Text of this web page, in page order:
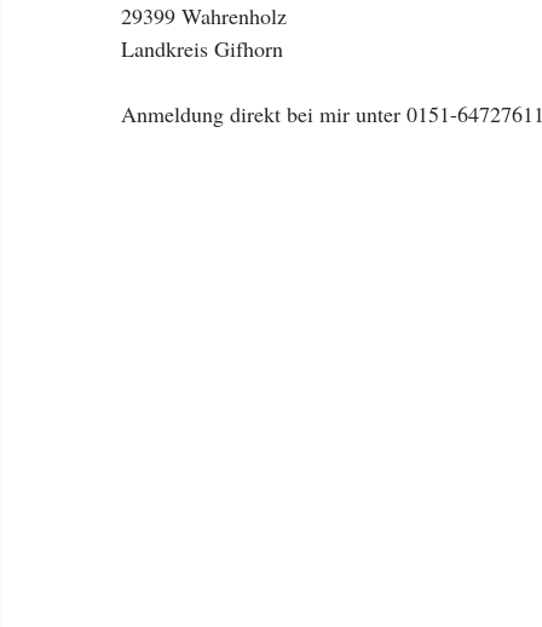
29399 Wahrenholz
Landkreis Gifhorn
Anmeldung direkt bei mir unter 0151-